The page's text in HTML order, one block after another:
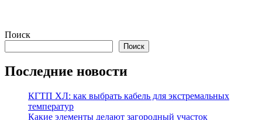
Поиск
Поиск
Последние новости
КГТП ХЛ: как выбрать кабель для экстремальных
температур
Какие элементы делают загородный участок